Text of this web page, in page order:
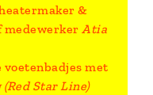
&
medewerkerAtia
met
(Red Star Line)